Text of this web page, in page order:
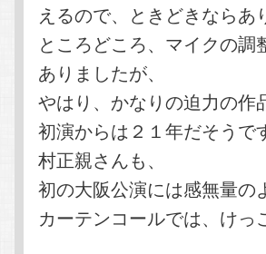
えるので、ときどきならあ
ところどころ、マイクの
ありましたが、
やはり、かなりの迫力の作
初演からは２１年だそうで
村正親さんも、
初の大阪公演には感無量の
カーテンコールでは、けっ